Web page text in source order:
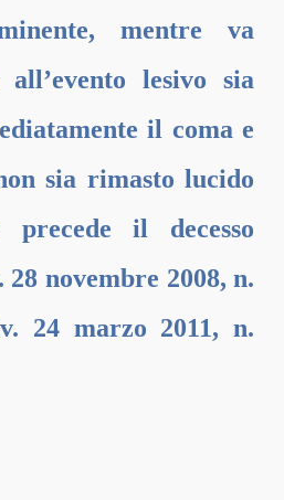
mentre va
all’evento lesivo sia
il coma e
sia rimasto lucido
il decesso
28 novembre 2008, n.
24 marzo 2011, n.